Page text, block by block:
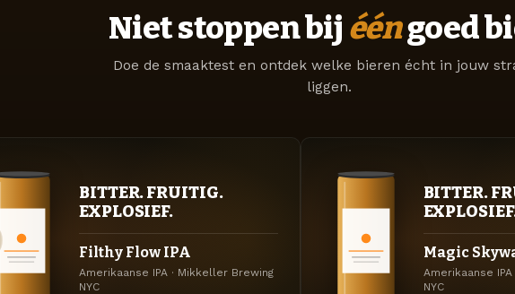
Niet stoppen bij ééngoed
Doe de smaaktest en ontdek welke bieren écht in jouw
liggen.
BITTER. FRUITIG.
EXPLOSIEF.
Filthy Flow IPA
Amerikaanse IPA · Mikkeller Brewing
NYC
BITTER.
Magic
Amerikaanse
NYC